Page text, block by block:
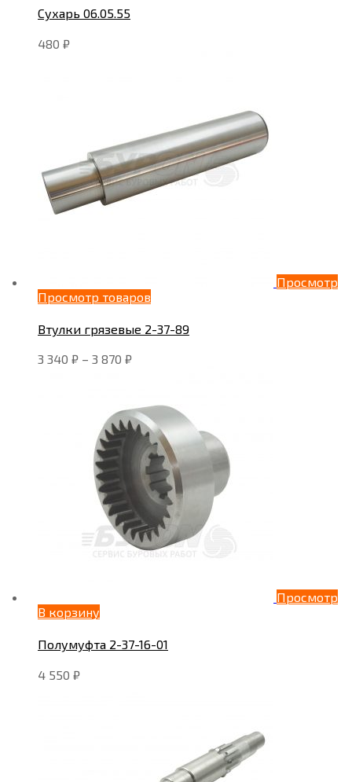
Сухарь 06.05.55
480 ₽
Просмотр
Просмотр товаров
Втулки грязевые 2-37-89
3 340 ₽ – 3 870 ₽
Просмотр
В корзину
Полумуфта 2-37-16-01
4 550 ₽